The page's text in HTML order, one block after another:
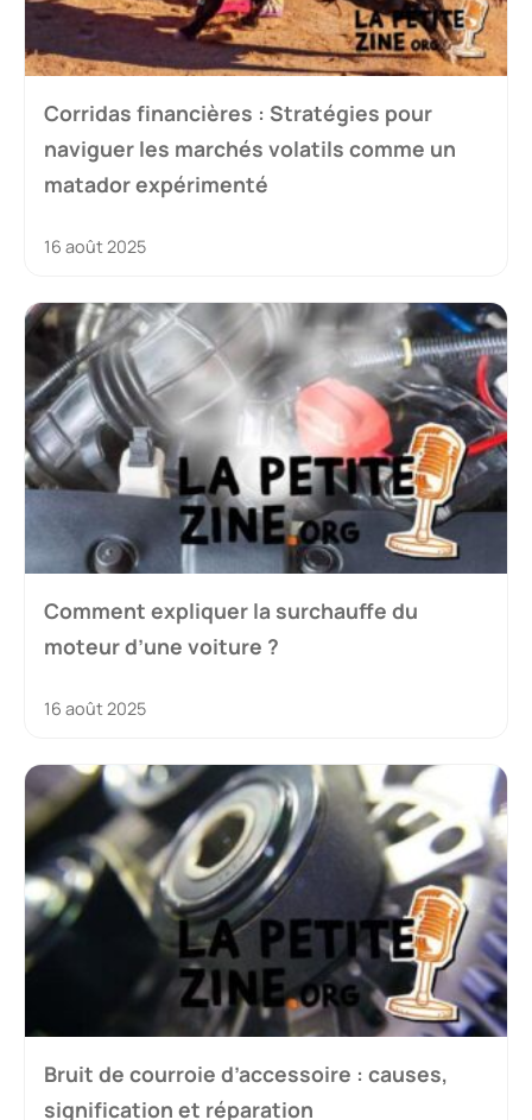
Corridas financières : Stratégies pour
naviguer les marchés volatils comme un
matador expérimenté
16 août 2025
Comment expliquer la surchauffe du
moteur d’une voiture ?
16 août 2025
Bruit de courroie d’accessoire : causes,
signification et réparation